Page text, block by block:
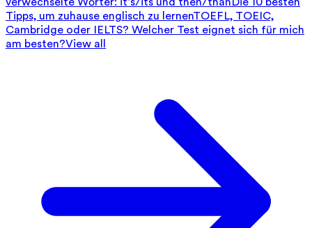
Tipps, um zuhause englisch zu lernenTOEFL, TOEIC,
Cambridge oder IELTS? Welcher Test eignet sich für mich
am besten?View all